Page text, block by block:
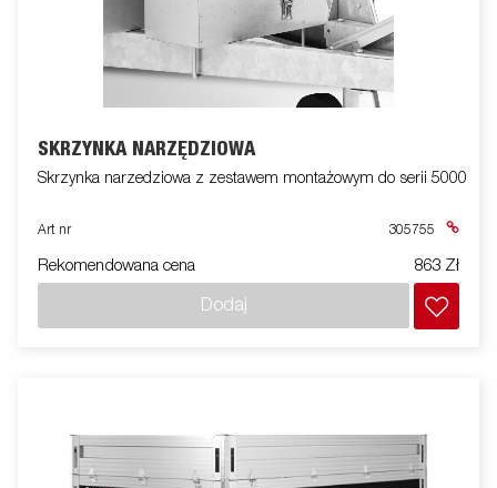
SKRZYNKA NARZĘDZIOWA
Skrzynka narzedziowa z zestawem montażowym do serii 5000
Art nr 305755
Rekomendowana cena 863 Zł
Dodaj